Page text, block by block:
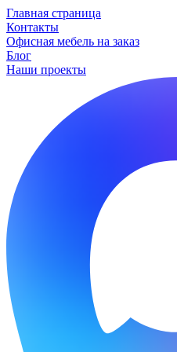
Главная страница
Контакты
Офисная мебель на заказ
Блог
Наши проекты